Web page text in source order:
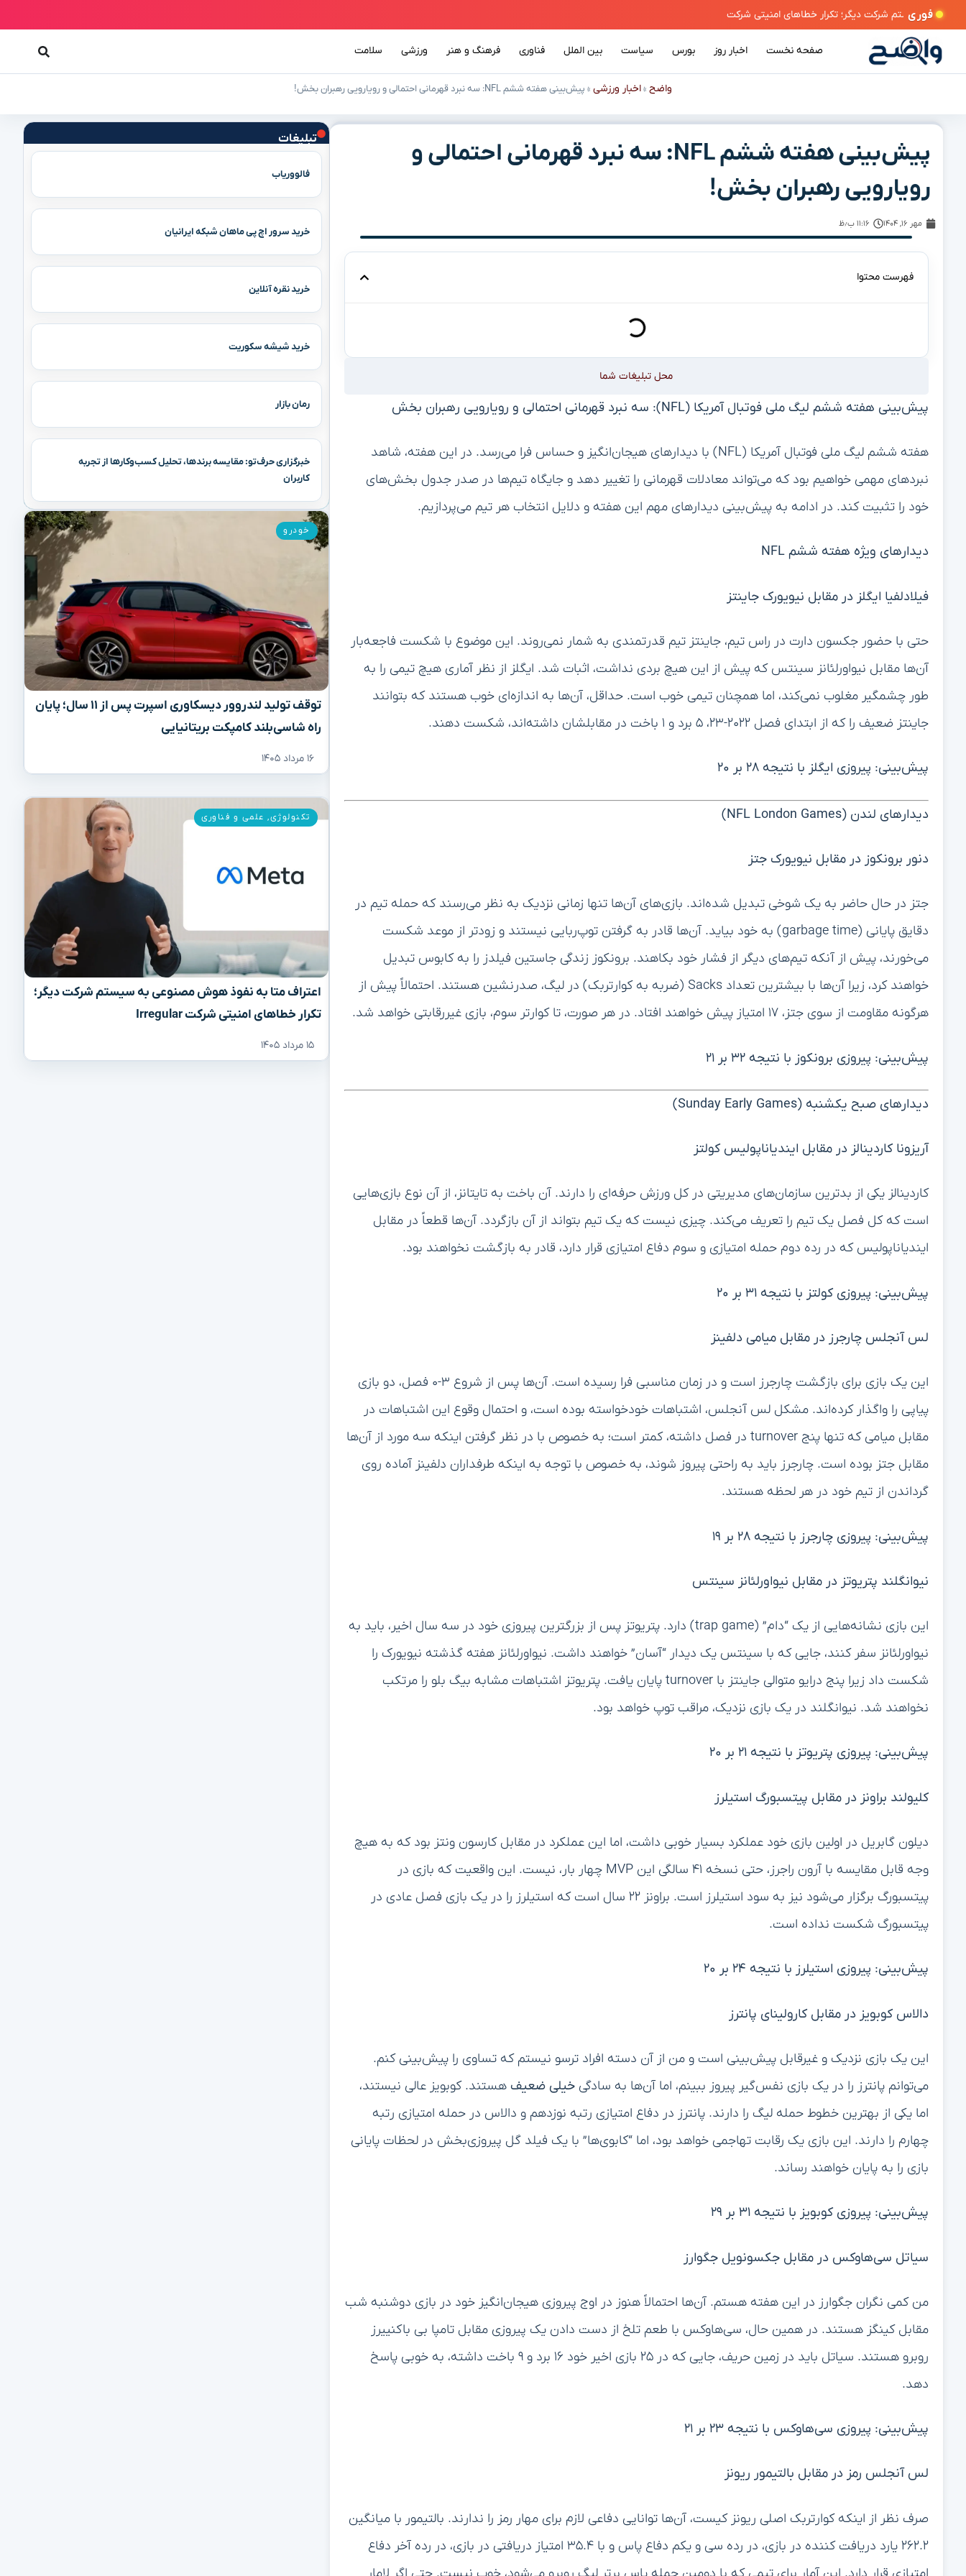
فوری
صفحه نخست اخبار روز بورس سیاست بین الملل فناوری فرهنگ و هنر ورزشی سلامت
واضح »اخبار ورزشی » پیش‌بینی هفته ششم NFL: سه نبرد قهرمانی احتمالی و رویارویی رهبران بخش!
تبلیغات
فالووریاب
خرید سرور اچ پی ماهان شبکه ایرانیان
خرید نقره آنلاین
خرید شیشه سکوریت
رمان بازار
خبرگزاری حرف‌تو: مقایسه برندها، تحلیل کسب‌وکارها از تجربه
کاربران
توقف تولید لندروور دیسکاوری اسپرت پس از ۱۱ سال؛ پایان
راه شاسی‌بلند کامپکت بریتانیایی
۱۶ مرداد ۱۴۰۵
خودرو
اعتراف متا به نفوذ هوش مصنوعی به سیستم شرکت دیگر؛
تکرار خطاهای امنیتی شرکت Irregular
۱۵ مرداد ۱۴۰۵
تکنولوژی, علمی و فناوری
پیش‌بینی هفته ششم NFL: سه نبرد قهرمانی احتمالی و
رویارویی رهبران بخش!
مهر ۱۶, ۱۴۰۴ ۱۱:۱۶ ب٫ظ
فهرست محتوا
محل تبلیغات شما
پیش‌بینی هفته ششم لیگ ملی فوتبال آمریکا (NFL): سه نبرد قهرمانی احتمالی و رویارویی رهبران بخش
هفته ششم لیگ ملی فوتبال آمریکا (NFL) با دیدارهای هیجان‌انگیز و حساس فرا می‌رسد. در این هفته، شاهد
نبردهای مهمی خواهیم بود که می‌تواند معادلات قهرمانی را تغییر دهد و جایگاه تیم‌ها در صدر جدول بخش‌های
خود را تثبیت کند. در ادامه به پیش‌بینی دیدارهای مهم این هفته و دلایل انتخاب هر تیم می‌پردازیم.
دیدارهای ویژه هفته ششم NFL
فیلادلفیا ایگلز در مقابل نیویورک جاینتز
حتی با حضور جکسون دارت در راس تیم، جاینتز تیم قدرتمندی به شمار نمی‌روند. این موضوع با شکست فاجعه‌بار
آن‌ها مقابل نیواورلئانز سینتس که پیش از این هیچ بردی نداشت، اثبات شد. ایگلز از نظر آماری هیچ تیمی را به
طور چشمگیر مغلوب نمی‌کند، اما همچنان تیمی خوب است. حداقل، آن‌ها به اندازه‌ای خوب هستند که بتوانند
جاینتز ضعیف را که از ابتدای فصل ۲۰۲۲-۲۳، ۵ برد و ۱ باخت در مقابلشان داشته‌اند، شکست دهند.
پیش‌بینی: پیروزی ایگلز با نتیجه ۲۸ بر ۲۰
دیدارهای لندن (NFL London Games)
دنور برونکوز در مقابل نیویورک جتز
جتز در حال حاضر به یک شوخی تبدیل شده‌اند. بازی‌های آن‌ها تنها زمانی نزدیک به نظر می‌رسند که حمله تیم در
دقایق پایانی (garbage time) به خود بیاید. آن‌ها قادر به گرفتن توپ‌ربایی نیستند و زودتر از موعد شکست
می‌خورند، پیش از آنکه تیم‌های دیگر از فشار خود بکاهند. برونکوز زندگی جاستین فیلدز را به کابوس تبدیل
خواهند کرد، زیرا آن‌ها با بیشترین تعداد Sacks (ضربه به کوارتربک) در لیگ، صدرنشین هستند. احتمالاً پیش از
هرگونه مقاومت از سوی جتز، ۱۷ امتیاز پیش خواهند افتاد. در هر صورت، تا کوارتر سوم، بازی غیررقابتی خواهد شد.
پیش‌بینی: پیروزی برونکوز با نتیجه ۳۲ بر ۲۱
دیدارهای صبح یکشنبه (Sunday Early Games)
آریزونا کاردینالز در مقابل ایندیاناپولیس کولتز
کاردینالز یکی از بدترین سازمان‌های مدیریتی در کل ورزش حرفه‌ای را دارند. آن باخت به تایتانز، از آن نوع بازی‌هایی
است که کل فصل یک تیم را تعریف می‌کند. چیزی نیست که یک تیم بتواند از آن بازگردد. آن‌ها قطعاً در مقابل
ایندیاناپولیس که در رده دوم حمله امتیازی و سوم دفاع امتیازی قرار دارد، قادر به بازگشت نخواهند بود.
پیش‌بینی: پیروزی کولتز با نتیجه ۳۱ بر ۲۰
لس آنجلس چارجرز در مقابل میامی دلفینز
این یک بازی برای بازگشت چارجرز است و در زمان مناسبی فرا رسیده است. آن‌ها پس از شروع ۳-۰ فصل، دو بازی
پیاپی را واگذار کرده‌اند. مشکل لس آنجلس، اشتباهات خودخواسته بوده است، و احتمال وقوع این اشتباهات در
مقابل میامی که تنها پنج turnover در فصل داشته، کمتر است؛ به خصوص با در نظر گرفتن اینکه سه مورد از آن‌ها
مقابل جتز بوده است. چارجرز باید به راحتی پیروز شوند، به خصوص با توجه به اینکه طرفداران دلفینز آماده روی
گرداندن از تیم خود در هر لحظه هستند.
پیش‌بینی: پیروزی چارجرز با نتیجه ۲۸ بر ۱۹
نیوانگلند پتریوتز در مقابل نیواورلئانز سینتس
این بازی نشانه‌هایی از یک “دام” (trap game) دارد. پتریوتز پس از بزرگترین پیروزی خود در سه سال اخیر، باید به
نیواورلئانز سفر کنند، جایی که با سینتس یک دیدار “آسان” خواهند داشت. نیواورلئانز هفته گذشته نیویورک را
شکست داد زیرا پنج درایو متوالی جاینتز با turnover پایان یافت. پتریوتز اشتباهات مشابه بیگ بلو را مرتکب
نخواهند شد. نیوانگلند در یک بازی نزدیک، مراقب توپ خواهد بود.
پیش‌بینی: پیروزی پتریوتز با نتیجه ۲۱ بر ۲۰
کلیولند براونز در مقابل پیتسبورگ استیلرز
دیلون گابریل در اولین بازی خود عملکرد بسیار خوبی داشت، اما این عملکرد در مقابل کارسون ونتز بود که به هیچ
وجه قابل مقایسه با آرون راجرز، حتی نسخه ۴۱ سالگی این MVP چهار بار، نیست. این واقعیت که بازی در
پیتسبورگ برگزار می‌شود نیز به سود استیلرز است. براونز ۲۲ سال است که استیلرز را در یک بازی فصل عادی در
پیتسبورگ شکست نداده است.
پیش‌بینی: پیروزی استیلرز با نتیجه ۲۴ بر ۲۰
دالاس کوبویز در مقابل کارولینای پانترز
این یک بازی نزدیک و غیرقابل پیش‌بینی است و من از آن دسته افراد ترسو نیستم که تساوی را پیش‌بینی کنم.
می‌توانم پانترز را در یک بازی نفس‌گیر پیروز ببینم، اما آن‌ها به سادگیخیلی ضعیف هستند. کوبویز عالی نیستند،
اما یکی از بهترین خطوط حمله لیگ را دارند. پانترز در دفاع امتیازی رتبه نوزدهم و دالاس در حمله امتیازی رتبه
چهارم را دارند. این بازی یک رقابت تهاجمی خواهد بود، اما “کابوی‌ها” با یک فیلد گل پیروزی‌بخش در لحظات پایانی
بازی را به پایان خواهند رساند.
پیش‌بینی: پیروزی کوبویز با نتیجه ۳۱ بر ۲۹
سیاتل سی‌هاوکس در مقابل جکسونویل جگوارز
من کمی نگران جگوارز در این هفته هستم. آن‌ها احتمالاً هنوز در اوج پیروزی هیجان‌انگیز خود در بازی دوشنبه شب
مقابل کینگز هستند. در همین حال، سی‌هاوکس با طعم تلخ از دست دادن یک پیروزی مقابل تامپا بی باکنییرز
روبرو هستند. سیاتل باید در زمین حریف، جایی که در ۲۵ بازی اخیر خود ۱۶ برد و ۹ باخت داشته، به خوبی پاسخ
دهد.
پیش‌بینی: پیروزی سی‌هاوکس با نتیجه ۲۳ بر ۲۱
لس آنجلس رمز در مقابل بالتیمور ریونز
صرف نظر از اینکه کوارتربک اصلی ریونز کیست، آن‌ها توانایی دفاعی لازم برای مهار رمز را ندارند. بالتیمور با میانگین
۲۶۲.۲ یارد دریافت کننده در بازی، در رده سی و یکم دفاع پاس و با ۳۵.۴ امتیاز دریافتی در بازی، در رده آخر دفاع